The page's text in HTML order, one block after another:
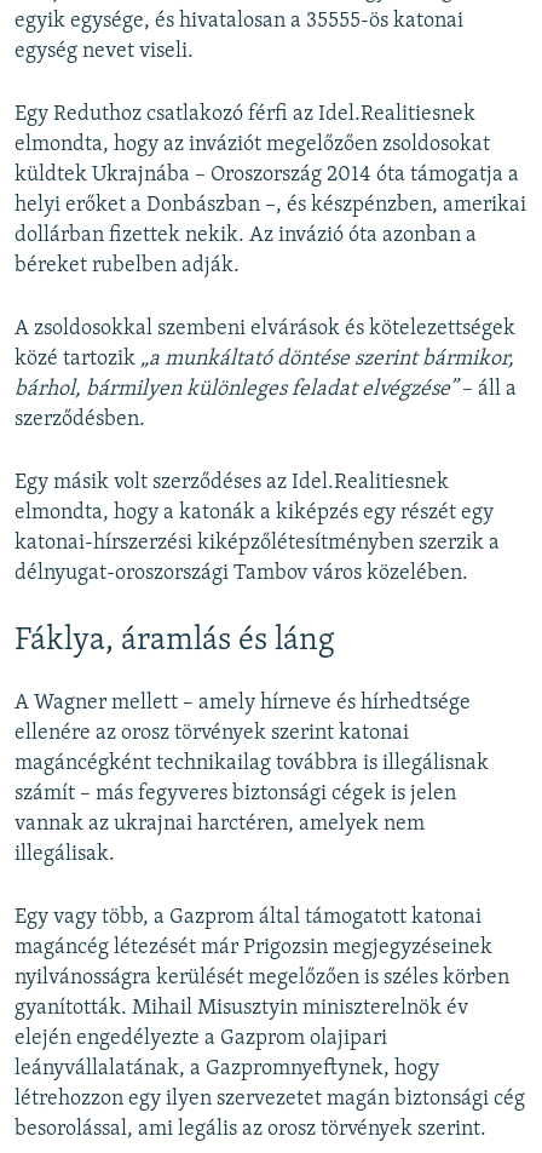
egyik egysége, és hivatalosan a 35555-ös katonai
egység nevet viseli.
Egy Reduthoz csatlakozó férfi az Idel.Realitiesnek
elmondta, hogy az inváziót megelőzően zsoldosokat
küldtek Ukrajnába – Oroszország 2014 óta támogatja a
helyi erőket a Donbászban –, és készpénzben, amerikai
dollárban fizettek nekik. Az invázió óta azonban a
béreket rubelben adják.
A zsoldosokkal szembeni elvárások és kötelezettségek
közé tartozik „a munkáltató döntése szerint bármikor,
bárhol, bármilyen különleges feladat elvégzése” – áll a
szerződésben.
Egy másik volt szerződéses az Idel.Realitiesnek
elmondta, hogy a katonák a kiképzés egy részét egy
katonai-hírszerzési kiképzőlétesítményben szerzik a
délnyugat-oroszországi Tambov város közelében.
Fáklya, áramlás és láng
A Wagner mellett – amely hírneve és hírhedtsége
ellenére az orosz törvények szerint katonai
magáncégként technikailag továbbra is illegálisnak
számít – más fegyveres biztonsági cégek is jelen
vannak az ukrajnai harctéren, amelyek nem
illegálisak.
Egy vagy több, a Gazprom által támogatott katonai
magáncég létezését már Prigozsin megjegyzéseinek
nyilvánosságra kerülését megelőzően is széles körben
gyanították. Mihail Misusztyin miniszterelnök év
elején engedélyezte a Gazprom olajipari
leányvállalatának, a Gazpromnyeftynek, hogy
létrehozzon egy ilyen szervezetet magán biztonsági cég
besorolással, ami legális az orosz törvények szerint.